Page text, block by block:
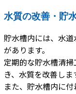
水質の改善・貯
貯水槽内には、水
があります。
定期的な貯水槽清
き、水質を改善しま
また、貯水槽内に